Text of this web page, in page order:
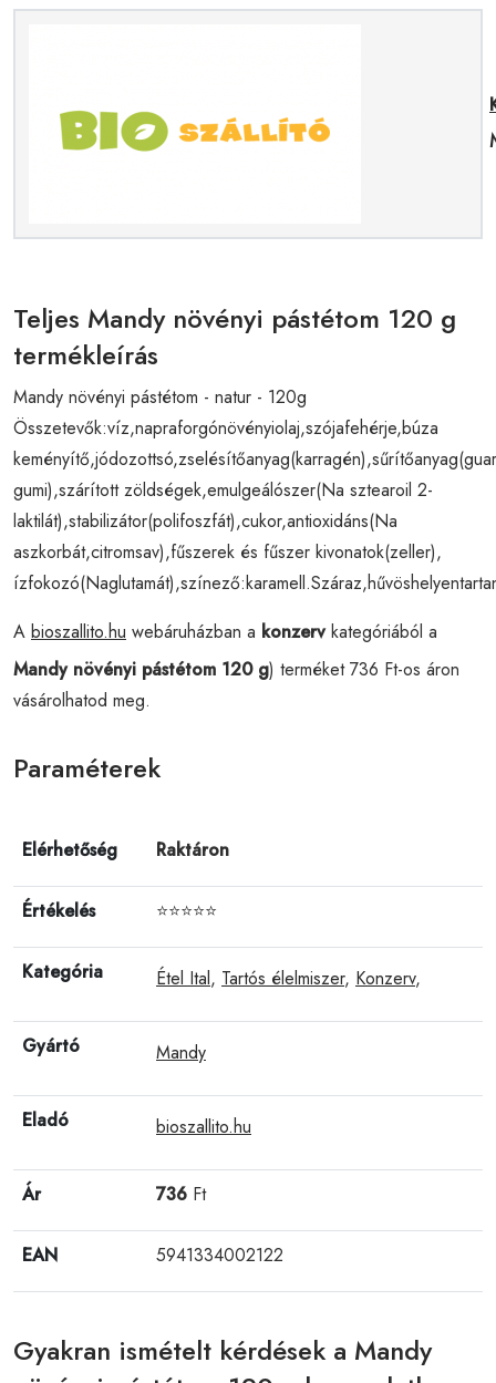
Teljes Mandy növényi pástétom 120 g
termékleírás
Mandy növényi pástétom - natur - 120g
Összetevők:víz,napraforgónövényiolaj,szójafehérje,búza
keményítő,jódozottsó,zselésítőanyag(karragén),sűrítőanyag(guar
gumi),szárított zöldségek,emulgeálószer(Na sztearoil 2-
laktilát),stabilizátor(polifoszfát),cukor,antioxidáns(Na
aszkorbát,citromsav),fűszerek és fűszer kivonatok(zeller),
A bioszallito.hu webáruházban a konzervkategóriából a
Mandy növényi pástétom 120 g) terméket 736 Ft-os áron
vásárolhatod meg.
Paraméterek
Elérhetőség Raktáron
Értékelés ⭐⭐⭐⭐⭐
Kategória Étel Ital, Tartós élelmiszer, Konzerv,
Gyártó Mandy
Eladó bioszallito.hu
Ár 736 Ft
EAN 5941334002122
Gyakran ismételt kérdések a Mandy